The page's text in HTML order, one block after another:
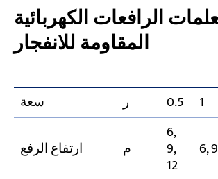
الرافعات الكهربائية
المقاومة للانفجار
سعة ر 0.5 1
ارتفاع الرفع م
6,
9,
12
6,